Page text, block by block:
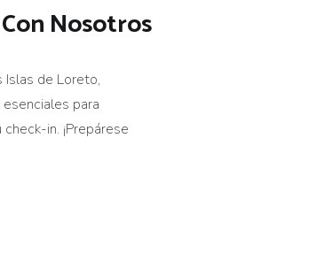
on Nosotros
Islas de Loreto,
para
check-in. ¡Prepárese